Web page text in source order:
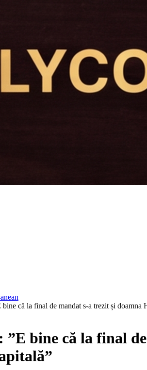
că la final de mandat s-a trezit și doamna
bine că la final